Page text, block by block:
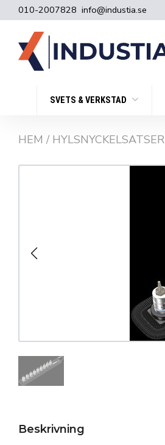
010-2007828 info@industia.se
SVETS & VERKSTAD
HEM / HYLSNYCKELSATSER
Beskrivning